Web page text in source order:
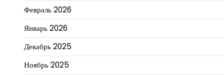
Февраль 2026
Январь 2026
Декабрь 2025
Ноябрь 2025